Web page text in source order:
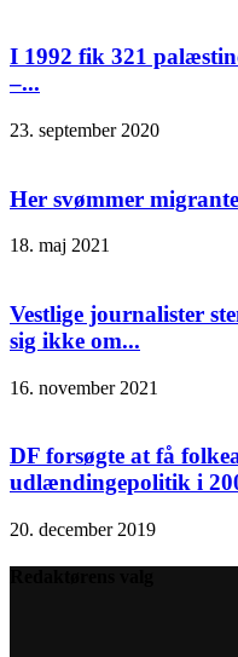
I 1992 fik 321
–...
23. september 2020
Her svømmer
18. maj 2021
Vestlige journalister
sig ikke om...
16. november 2021
DF forsøgte at få
udlændingepolitik i
20. december 2019